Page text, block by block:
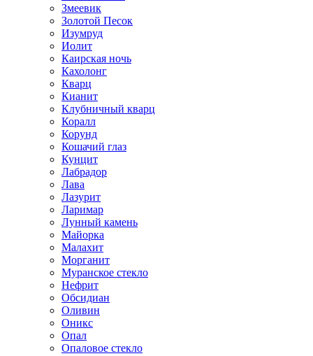
Змеевик
Золотой Песок
Изумруд
Иолит
Каирская ночь
Кахолонг
Кварц
Кианит
Клубничный кварц
Коралл
Корунд
Кошачий глаз
Кунцит
Лабрадор
Лава
Лазурит
Ларимар
Лунный камень
Майорка
Малахит
Морганит
Муранское стекло
Нефрит
Обсидиан
Оливин
Оникс
Опал
Опаловое стекло